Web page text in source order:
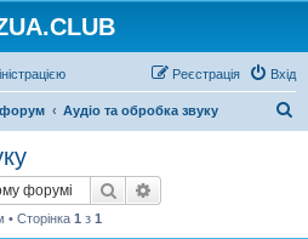
Вхід
Реєстрація
форум Аудіо та обробка звуку
Пошук
• Сторінка 1 з 1